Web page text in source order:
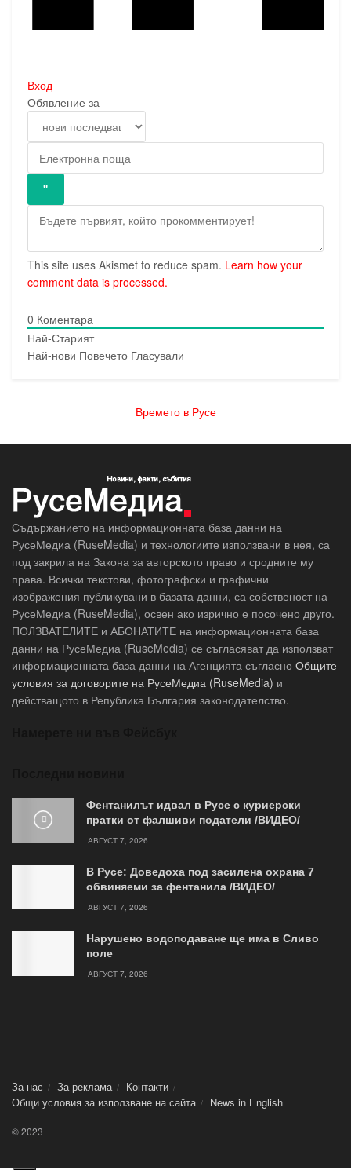
Вход
Обявление за
This site uses Akismet to reduce spam. Learn how your
comment data is processed.
0 Коментара
Най-Старият
Най-нови Повечето Гласували
Времето в Русе
Съдържанието на информационната база данни на
РусеМедиа (RuseMedia) и технологиите използвани в нея, са
под закрила на Закона за авторското право и сродните му
права. Всички текстови, фотографски и графични
изображения публикувани в базата данни, са собственост на
РусеМедиа (RuseMedia), освен ако изрично е посочено друго.
ПОЛЗВАТЕЛИТЕ и АБОНАТИТЕ на информационната база
данни на РусеМедиа (RuseMedia) се съгласяват да използват
информационната база данни на Агенцията съгласно Общите
условия за договорите на РусеМедиа (RuseMedia) и
действащото в Република България законодателство.
Фентанилът идвал в Русе с куриерски
пратки от фалшиви податели /ВИДЕО/
АВГУСТ 7, 2026
В Русе: Доведоха под засилена охрана 7
обвиняеми за фентанила /ВИДЕО/
АВГУСТ 7, 2026
Нарушено водоподаване ще има в Сливо
поле
АВГУСТ 7, 2026
За нас За реклама
Контакти
Общи условия за използване на сайта
News in Еnglish
© 2023